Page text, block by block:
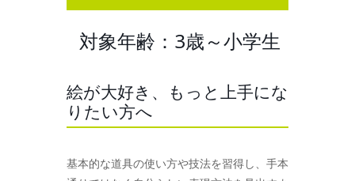
対象年齢：3歳～小学生
絵が大好き、もっと上手にな
りたい方へ
基本的な道具の使い方や技法を習得し、手本